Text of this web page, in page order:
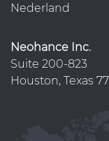
Nederland
Neohance Inc.
Suite 200-823
Houston, Texas